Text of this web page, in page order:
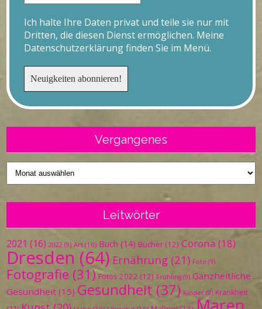
Ich halte Ihre Daten privat und teile sie nur mit
Dritten, die diesen Dienst ermöglichen. Meine
Datenschutzerklärung finden Sie im Menü.
Vergangenes
Vergangenes
Leitwörter
2021 (16) 2022 (9) Art (10) Buch (14) Bücher (12) Corona (18)
Dresden (64) Ernährung (21) Foto (9)
Fotografie (31) Fotos 2022 (12) Frühling (9) Ganzheitliche
Gesundheit (15) Gesundheit (37) Kinder (9) Krankheit